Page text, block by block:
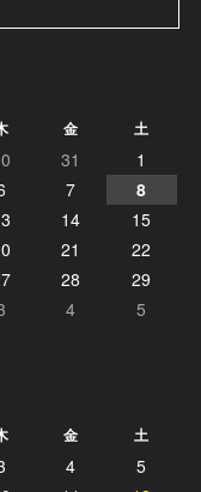
金 土
31
1
7
8
14
15
21
22
28
29
4 5
金 土
4
5